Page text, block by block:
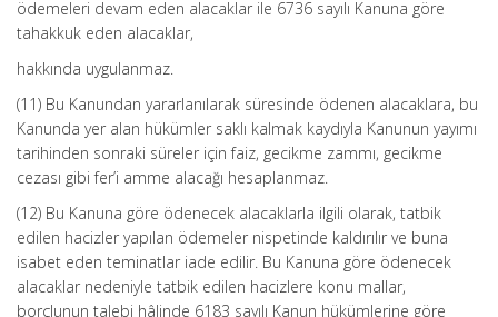
ödemeleri devam eden alacaklar ile 6736 sayılı Kanuna göre
tahakkuk eden alacaklar,
hakkında uygulanmaz.
(11) Bu Kanundan yararlanılarak süresinde ödenen alacaklara, bu
Kanunda yer alan hükümler saklı kalmak kaydıyla Kanunun yayımı
tarihinden sonraki süreler için faiz, gecikme zammı, gecikme
cezası gibi fer’i amme alacağı hesaplanmaz.
(12) Bu Kanuna göre ödenecek alacaklarla ilgili olarak, tatbik
edilen hacizler yapılan ödemeler nispetinde kaldırılır ve buna
isabet eden teminatlar iade edilir. Bu Kanuna göre ödenecek
alacaklar nedeniyle tatbik edilen hacizlere konu mallar,
borçlunun talebi hâlinde 6183 sayılı Kanun hükümlerine göre